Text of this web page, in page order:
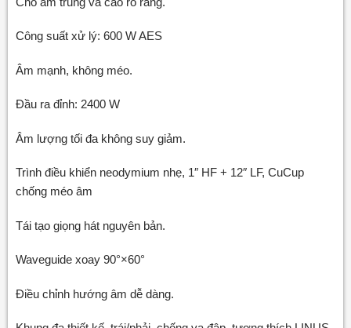
Công suất xử lý: 600 W AES
Âm mạnh, không méo.
Đầu ra đỉnh: 2400 W
Âm lượng tối đa không suy giảm.
Trình điều khiển neodymium nhẹ, 1″ HF + 12″ LF, CuCup
chống méo âm
Tái tạo giọng hát nguyên bản.
Waveguide xoay 90°×60°
Điều chỉnh hướng âm dễ dàng.